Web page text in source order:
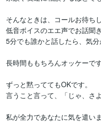
そんなときは、コールお待ち
低音ボイスのエエ声でお話聞き
5分でも誰かと話したら、気分
長時間ももちろんオッケーで
ずっと黙っててもOKです。
言うこと言って、「じゃ、さ
私が全力であなたに気を遣い